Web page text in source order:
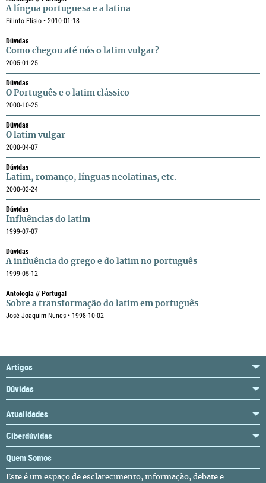
A língua portuguesa e a latina
Filinto Elísio • 2010-01-18
Dúvidas
Como chegou até nós o latim vulgar?
2005-01-25
Dúvidas
O Português e o latim clássico
2000-10-25
Dúvidas
O latim vulgar
2000-04-07
Dúvidas
Latim, romanço, línguas neolatinas, etc.
2000-03-24
Dúvidas
Influências do latim
1999-07-07
Dúvidas
A influência do grego e do latim no português
1999-05-12
Antologia // Portugal
Sobre a transformação do latim em português
José Joaquim Nunes • 1998-10-02
Artigos
Dúvidas
Atualidades
Ciberdúvidas
Quem Somos
Este é um espaço de esclarecimento, informação, debate e